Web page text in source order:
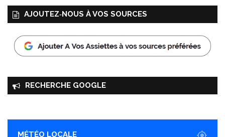
AJOUTEZ‑NOUS À VOS SOURCES
RECHERCHE GOOGLE
MÉTÉO LOCALE